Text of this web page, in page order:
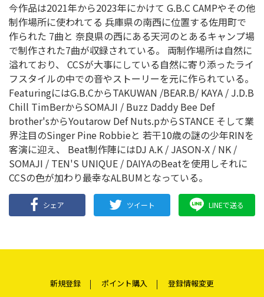
今作品は2021年から2023年にかけて G.B.C CAMPやその他
制作場所に使われてる 兵庫県の南西に位置する佐用町で
作られた 7曲と 奈良県の西にある天河のとあるキャンプ場
で制作された7曲が収録されている。 両制作場所は自然に
溢れており、 CCSが大事にしている自然に寄り添ったライ
フスタイルの中での音やストーリーを元に作られている。
FeaturingにはG.B.CからTAKUWAN /BEAR.B/ KAYA / J.D.B
Chill TimBerからSOMAJI / Buzz Daddy Bee Def
brother'sからYoutarow Def Nuts.pからSTANCE そして業
界注目のSinger Pine Robbieと 若干10歳の謎の少年RINを
客演に迎え、 Beat制作陣にはDJ A.K / JASON-X / NK /
SOMAJI / TEN'S UNIQUE / DAIYAのBeatを使用しそれに
CCSの色が加わり最幸なALBUMとなっている。
シェア ツイート LINEで送る
新規登録 ポイント購入
登録情報変更